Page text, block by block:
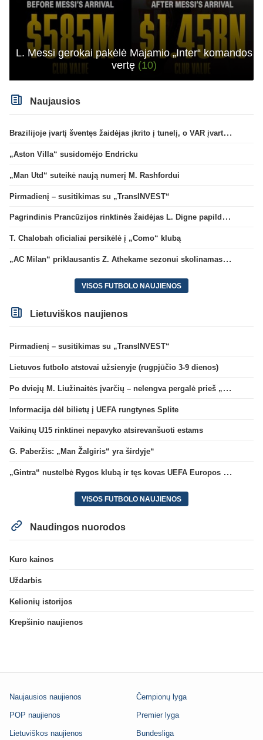
L. Messi gerokai pakėlė Majamio „Inter“ komandos
vertę (10)
Naujausios
Brazilijoje įvartį šventęs žaidėjas įkrito į tunelį, o VAR įvartį atšaukė
„Aston Villa“ susidomėjo Endricku
„Man Utd“ suteikė naują numerį M. Rashfordui
Pirmadienį – susitikimas su „TransINVEST“
Pagrindinis Prancūzijos rinktinės žaidėjas L. Digne papildė PSG gretas
T. Chalobah oficialiai persikėlė į „Como“ klubą
„AC Milan“ priklausantis Z. Athekame sezonui skolinamas „Lyon“ ekipai
VISOS FUTBOLO NAUJIENOS
Lietuviškos naujienos
Pirmadienį – susitikimas su „TransINVEST“
Lietuvos futbolo atstovai užsienyje (rugpjūčio 3-9 dienos)
Po dviejų M. Liužinaitės įvarčių – nelengva pergalė prieš „Bangą“
Informacija dėl bilietų į UEFA rungtynes Splite
Vaikinų U15 rinktinei nepavyko atsirevanšuoti estams
G. Paberžis: „Man Žalgiris“ yra širdyje“
„Gintra“ nustelbė Rygos klubą ir tęs kovas UEFA Europos taurės atrankoje
VISOS FUTBOLO NAUJIENOS
Naudingos nuorodos
Kuro kainos
Uždarbis
Kelionių istorijos
Krepšinio naujienos
Naujausios naujienos
POP naujienos
Lietuviškos naujienos
Čempionų lyga
Premier lyga
Bundesliga